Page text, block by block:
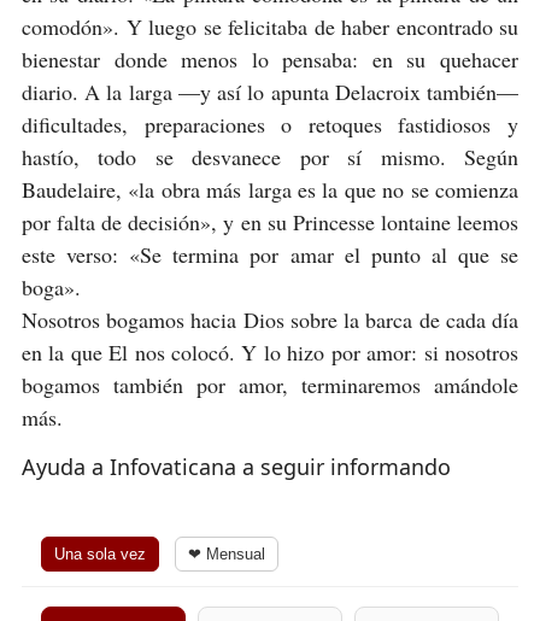
comodón». Y luego se felicitaba de haber encontrado su
bienestar donde menos lo pensaba: en su quehacer
diario. A la larga —y así lo apunta Delacroix también—
dificultades, preparaciones o retoques fastidiosos y
hastío, todo se desvanece por sí mismo. Según
Baudelaire, «la obra más larga es la que no se comienza
por falta de decisión», y en su Princesse lontaine leemos
este verso: «Se termina por amar el punto al que se
boga».
Nosotros bogamos hacia Dios sobre la barca de cada día
en la que El nos colocó. Y lo hizo por amor: si nosotros
bogamos también por amor, terminaremos amándole
más.
Ayuda a Infovaticana a seguir informando
Una sola vez ❤ Mensual